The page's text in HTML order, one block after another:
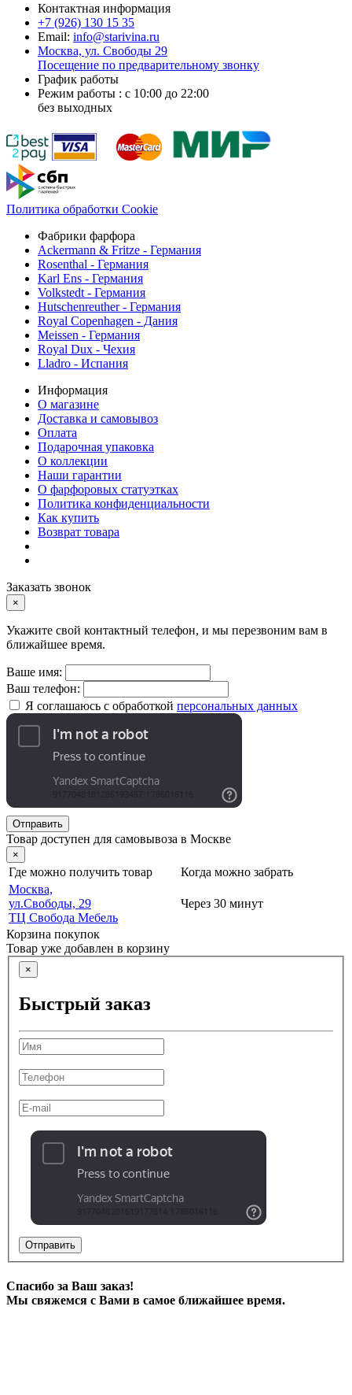
Контактная информация
+7 (926) 130 15 35
Email: info@starivina.ru
Москва, ул. Свободы 29
Посещение по предварительному звонку
График работы
Режим работы : с 10:00 до 22:00
без выходных
Политика обработки Cookie
Фабрики фарфора
Ackermann & Fritze - Германия
Rosenthal - Германия
Karl Ens - Германия
Volkstedt - Германия
Hutschenreuther - Германия
Royal Copenhagen - Дания
Meissen - Германия
Royal Dux - Чехия
Lladro - Испания
Информация
О магазине
Доставка и самовывоз
Оплата
Подарочная упаковка
О коллекции
Наши гарантии
О фарфоровых статуэтках
Политика конфиденциальности
Как купить
Возврат товара
Заказать звонок
×
Укажите свой контактный телефон, и мы перезвоним вам в
ближайшее время.
Ваше имя:
Ваш телефон:
Я соглашаюсь с обработкой персональных данных
Отправить
Товар доступен для самовывоза в Москве
×
Где можно получить товар
Когда можно забрать
Москва,
ул.Свободы, 29
ТЦ Свобода Мебель
Через 30 минут
Корзина покупок
Товар уже добавлен в корзину
×
Быстрый заказ
Отправить
Спасибо за Ваш заказ!
Мы свяжемся с Вами в самое ближайшее время.